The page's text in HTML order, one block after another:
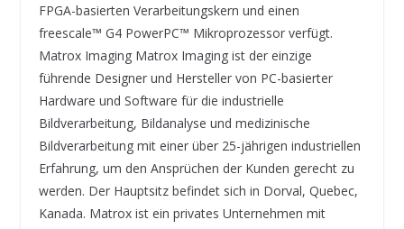
FPGA-basierten Verarbeitungskern und einen
freescale™ G4 PowerPC™ Mikroprozessor verfügt.
Matrox Imaging Matrox Imaging ist der einzige
führende Designer und Hersteller von PC-basierter
Hardware und Software für die industrielle
Bildverarbeitung, Bildanalyse und medizinische
Bildverarbeitung mit einer über 25-jährigen industriellen
Erfahrung, um den Ansprüchen der Kunden gerecht zu
werden. Der Hauptsitz befindet sich in Dorval, Quebec,
Kanada. Matrox ist ein privates Unternehmen mit